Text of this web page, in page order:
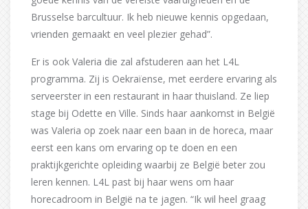
Brusselse barcultuur. Ik heb nieuwe kennis opgedaan,
vrienden gemaakt en veel plezier gehad”.
Er is ook Valeria die zal afstuderen aan het L4L
programma. Zij is Oekraïense, met eerdere ervaring als
serveerster in een restaurant in haar thuisland. Ze liep
stage bij Odette en Ville. Sinds haar aankomst in België
was Valeria op zoek naar een baan in de horeca, maar
eerst een kans om ervaring op te doen en een
praktijkgerichte opleiding waarbij ze België beter zou
leren kennen. L4L past bij haar wens om haar
horecadroom in België na te jagen. “Ik wil heel graag